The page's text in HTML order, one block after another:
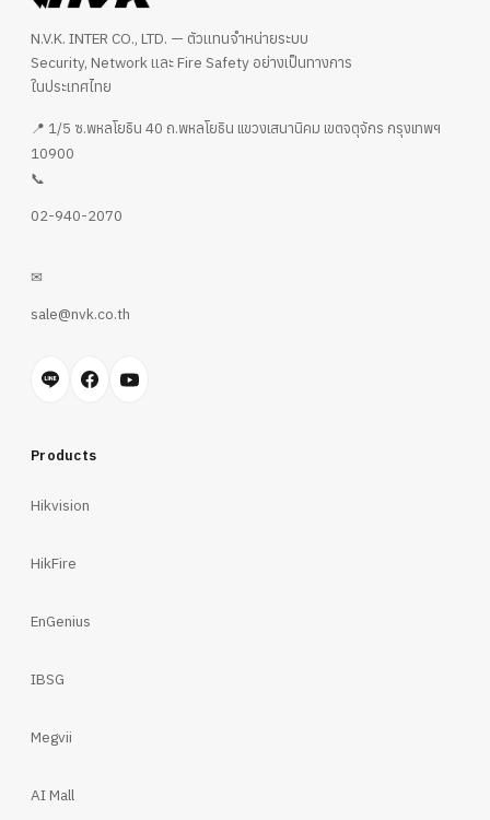
N.V.K. INTER CO., LTD. — ตัวแทนจำหน่ายระบบ
Security, Network และ Fire Safety อย่างเป็นทางการ
ในประเทศไทย
📍 1/5 ซ.พหลโยธิน 40 ถ.พหลโยธิน แขวงเสนานิคม เขตจตุจักร กรุงเทพฯ
10900
📞
02-940-2070
✉
sale@nvk.co.th
Products
Hikvision
HikFire
EnGenius
IBSG
Megvii
AI Mall